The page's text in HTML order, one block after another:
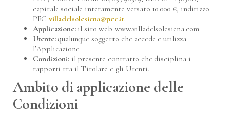
capitale sociale interamente versato 10.000 €, indirizzo
PEC villadelsolesiena@pec.it
Applicazione: il sito web www.villadelsolesiena.com
Utente: qualunque soggetto che accede e utilizza
l’Applicazione
Condizioni: il presente contratto che disciplina i
rapporti tra il Titolare e gli Utenti.
Ambito di applicazione delle
Condizioni